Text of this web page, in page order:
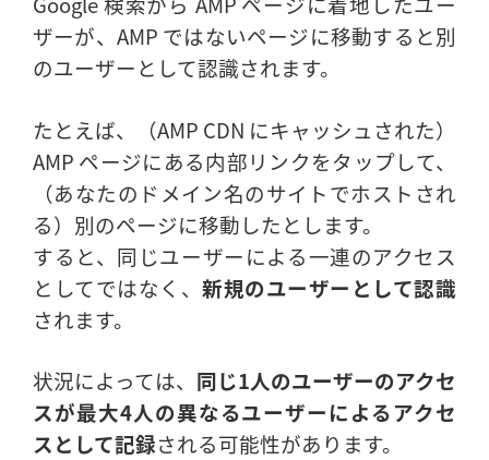
ザーが、AMP ではないページに移動すると別
のユーザーとして認識されます。
たとえば、（AMP CDN にキャッシュされた）
AMP ページにある内部リンクをタップして、
（あなたのドメイン名のサイトでホストされ
る）別のページに移動したとします。
すると、同じユーザーによる一連のアクセス
としてではなく、新規のユーザーとして認識
されます。
状況によっては、 同じ1人のユーザーのアクセ
スが最大4人の異なるユーザーによるアクセ
スとして記録される可能性があります。